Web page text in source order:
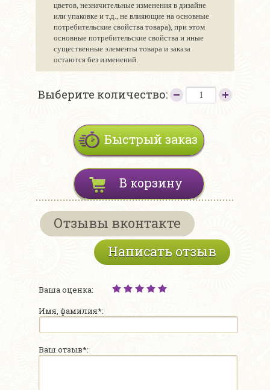
цветов, незначительные изменения в дизайне
или упаковке и т.д., не влияющие на основные
потребительские свойства товара), при этом
основные потребительские свойства и иные
существенные элементы товара и заказа
остаются без изменений.
Выберите количество:
Быстрый заказ
В корзину
Отзывы вконтакте
Написать отзыв
Ваша оценка:
Имя, фамилия*:
Ваш отзыв*: